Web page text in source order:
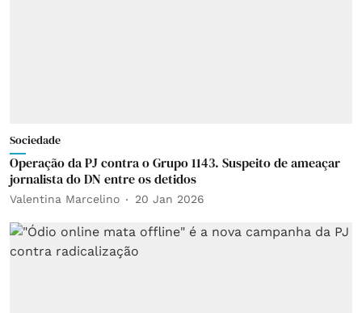
Sociedade
Operação da PJ contra o Grupo 1143. Suspeito de ameaçar
jornalista do DN entre os detidos
Valentina Marcelino 20 Jan 2026